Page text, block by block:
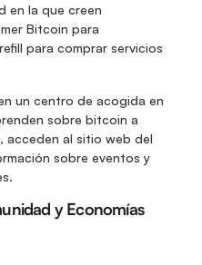
en la que creen
Bitcoin para
para comprar servicios
un centro de acogida en
sobre bitcoin a
acceden al sitio web del
sobre eventos y
y Economías